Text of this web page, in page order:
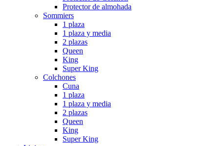
Protector de almohada
Sommiers
1 plaza
1 plaza y media
2 plazas
Queen
King
Super King
Colchones
Cuna
1 plaza
1 plaza y media
2 plazas
Queen
King
Super King